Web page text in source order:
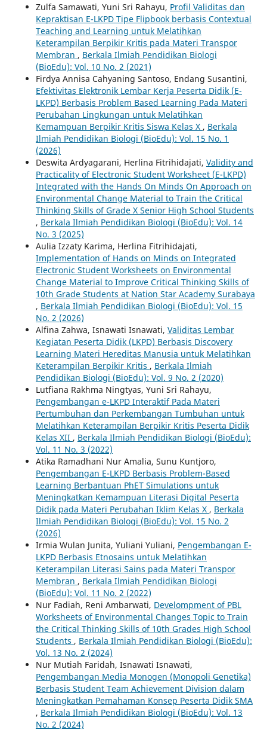
Zulfa Samawati, Yuni Sri Rahayu, Profil Validitas dan
Kepraktisan E-LKPD Tipe Flipbook berbasis Contextual
Teaching and Learning untuk Melatihkan
Keterampilan Berpikir Kritis pada Materi Transpor
Membran , Berkala Ilmiah Pendidikan Biologi
(BioEdu): Vol. 10 No. 2 (2021)
Firdya Annisa Cahyaning Santoso, Endang Susantini,
Efektivitas Elektronik Lembar Kerja Peserta Didik (E-
LKPD) Berbasis Problem Based Learning Pada Materi
Perubahan Lingkungan untuk Melatihkan
Kemampuan Berpikir Kritis Siswa Kelas X , Berkala
Ilmiah Pendidikan Biologi (BioEdu): Vol. 15 No. 1
(2026)
Deswita Ardyagarani, Herlina Fitrihidajati, Validity and
Practicality of Electronic Student Worksheet (E-LKPD)
Integrated with the Hands On Minds On Approach on
Environmental Change Material to Train the Critical
Thinking Skills of Grade X Senior High School Students
, Berkala Ilmiah Pendidikan Biologi (BioEdu): Vol. 14
No. 3 (2025)
Aulia Izzaty Karima, Herlina Fitrihidajati,
Implementation of Hands on Minds on Integrated
Electronic Student Worksheets on Environmental
Change Material to Improve Critical Thinking Skills of
10th Grade Students at Nation Star Academy Surabaya
, Berkala Ilmiah Pendidikan Biologi (BioEdu): Vol. 15
No. 2 (2026)
Alfina Zahwa, Isnawati Isnawati, Validitas Lembar
Kegiatan Peserta Didik (LKPD) Berbasis Discovery
Learning Materi Hereditas Manusia untuk Melatihkan
Keterampilan Berpikir Kritis , Berkala Ilmiah
Pendidikan Biologi (BioEdu): Vol. 9 No. 2 (2020)
Lutfiana Rakhma Ningtyas, Yuni Sri Rahayu,
Pengembangan e-LKPD Interaktif Pada Materi
Pertumbuhan dan Perkembangan Tumbuhan untuk
Melatihkan Keterampilan Berpikir Kritis Peserta Didik
Kelas XII , Berkala Ilmiah Pendidikan Biologi (BioEdu):
Vol. 11 No. 3 (2022)
Atika Ramadhani Nur Amalia, Sunu Kuntjoro,
Pengembangan E-LKPD Berbasis Problem-Based
Learning Berbantuan PhET Simulations untuk
Meningkatkan Kemampuan Literasi Digital Peserta
Didik pada Materi Perubahan Iklim Kelas X , Berkala
Ilmiah Pendidikan Biologi (BioEdu): Vol. 15 No. 2
(2026)
Irmia Wulan Junita, Yuliani Yuliani, Pengembangan E-
LKPD Berbasis Etnosains untuk Melatihkan
Keterampilan Literasi Sains pada Materi Transpor
Membran , Berkala Ilmiah Pendidikan Biologi
(BioEdu): Vol. 11 No. 2 (2022)
Nur Fadiah, Reni Ambarwati, Develompment of PBL
Worksheets of Environmental Changes Topic to Train
the Critical Thinking Skills of 10th Grades High School
Students , Berkala Ilmiah Pendidikan Biologi (BioEdu):
Vol. 13 No. 2 (2024)
Nur Mutiah Faridah, Isnawati Isnawati,
Pengembangan Media Monogen (Monopoli Genetika)
Berbasis Student Team Achievement Division dalam
Meningkatkan Pemahaman Konsep Peserta Didik SMA
, Berkala Ilmiah Pendidikan Biologi (BioEdu): Vol. 13
No. 2 (2024)